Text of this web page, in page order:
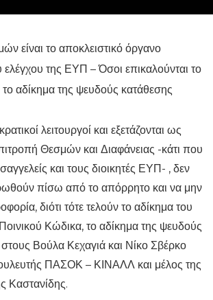
είναι το αποκλειστικό όργανο
ελέγχου της ΕΥΠ – Όσοι επικαλούνται το
αδίκημα της ψευδούς κατάθεσης
λειτουργοί και εξετάζονται ως
Θεσμών και Διαφάνειας -κάτι που
και τους διοικητές ΕΥΠ- , δεν
πίσω από το απόρρητο και να μην
διότι τότε τελούν το αδίκημα του
Κώδικα, το αδίκημα της ψευδούς
Βούλα Κεχαγιά και Νίκο Σβέρκο
ΠΑΣΟΚ – ΚΙΝΑΛΛ και μέλος της
Καστανίδης.